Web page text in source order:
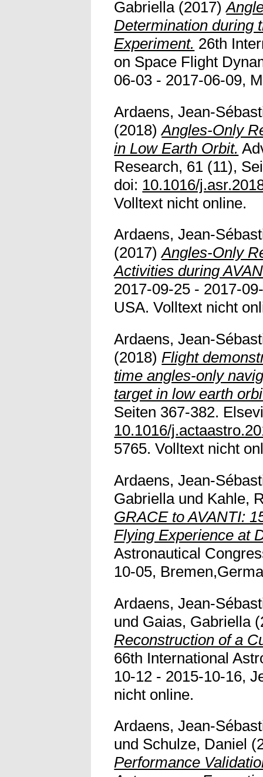
Gabriella(2017)
Determination during
Experiment. 26th
on Space Flight
06-03 - 2017-06-09,
Ardaens, Jean-
(2018)Angles-Only
in Low Earth Orbit.
Research, 61 (11),
doi: 10.1016/
Volltext nicht online.
Ardaens, Jean-
(2017)Angles-Only
Activities during
2017-09-25 - 2017-
USA. Volltext nicht
Ardaens, Jean-
(2018)Flight
time angles-only
target in low earth
Seiten 367-382.
10.1016/
5765. Volltext nicht
Ardaens, Jean-
Gabriellaund Kahle,
GRACE to AVANTI:
Flying Experience at
Astronautical
10-05,
Ardaens, Jean-
und Gaias, Gabriella
Reconstruction of a
66th International
10-12 - 2015-10-16,
nicht online.
Ardaens, Jean-
und Schulze, Daniel
Performance